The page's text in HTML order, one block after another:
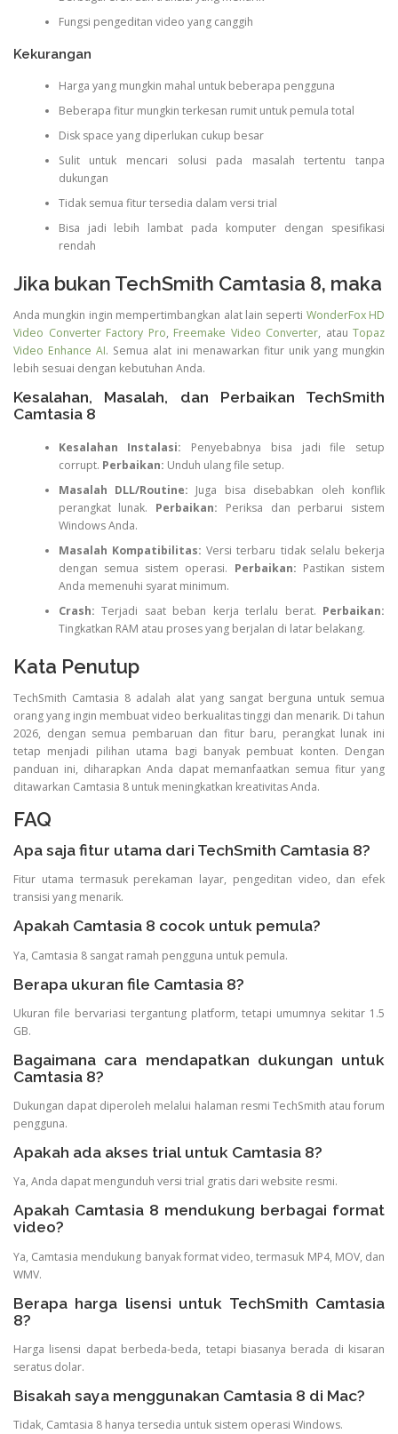
Fungsi pengeditan video yang canggih
Kekurangan
Harga yang mungkin mahal untuk beberapa pengguna
Beberapa fitur mungkin terkesan rumit untuk pemula total
Disk space yang diperlukan cukup besar
Sulit untuk mencari solusi pada masalah tertentu tanpa
dukungan
Tidak semua fitur tersedia dalam versi trial
Bisa jadi lebih lambat pada komputer dengan spesifikasi
rendah
Jika bukan TechSmith Camtasia 8, maka
Anda mungkin ingin mempertimbangkan alat lain seperti WonderFox HD
Video Converter Factory Pro, Freemake Video Converter, atau Topaz
Video Enhance AI. Semua alat ini menawarkan fitur unik yang mungkin
lebih sesuai dengan kebutuhan Anda.
Kesalahan, Masalah, dan Perbaikan TechSmith
Camtasia 8
Kesalahan Instalasi: Penyebabnya bisa jadi file setup
corrupt. Perbaikan: Unduh ulang file setup.
Masalah DLL/Routine: Juga bisa disebabkan oleh konflik
perangkat lunak. Perbaikan: Periksa dan perbarui sistem
Windows Anda.
Masalah Kompatibilitas: Versi terbaru tidak selalu bekerja
dengan semua sistem operasi. Perbaikan: Pastikan sistem
Anda memenuhi syarat minimum.
Crash: Terjadi saat beban kerja terlalu berat. Perbaikan:
Tingkatkan RAM atau proses yang berjalan di latar belakang.
Kata Penutup
TechSmith Camtasia 8 adalah alat yang sangat berguna untuk semua
orang yang ingin membuat video berkualitas tinggi dan menarik. Di tahun
2026, dengan semua pembaruan dan fitur baru, perangkat lunak ini
tetap menjadi pilihan utama bagi banyak pembuat konten. Dengan
panduan ini, diharapkan Anda dapat memanfaatkan semua fitur yang
ditawarkan Camtasia 8 untuk meningkatkan kreativitas Anda.
FAQ
Apa saja fitur utama dari TechSmith Camtasia 8?
Fitur utama termasuk perekaman layar, pengeditan video, dan efek
transisi yang menarik.
Apakah Camtasia 8 cocok untuk pemula?
Ya, Camtasia 8 sangat ramah pengguna untuk pemula.
Berapa ukuran file Camtasia 8?
Ukuran file bervariasi tergantung platform, tetapi umumnya sekitar 1.5
GB.
Bagaimana cara mendapatkan dukungan untuk
Camtasia 8?
Dukungan dapat diperoleh melalui halaman resmi TechSmith atau forum
pengguna.
Apakah ada akses trial untuk Camtasia 8?
Ya, Anda dapat mengunduh versi trial gratis dari website resmi.
Apakah Camtasia 8 mendukung berbagai format
video?
Ya, Camtasia mendukung banyak format video, termasuk MP4, MOV, dan
WMV.
Berapa harga lisensi untuk TechSmith Camtasia
8?
Harga lisensi dapat berbeda-beda, tetapi biasanya berada di kisaran
seratus dolar.
Bisakah saya menggunakan Camtasia 8 di Mac?
Tidak, Camtasia 8 hanya tersedia untuk sistem operasi Windows.